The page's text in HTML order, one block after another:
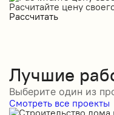
Расчитайте цену
Рассчитать
Лучшие
Выберите один из
Смотреть все проекты